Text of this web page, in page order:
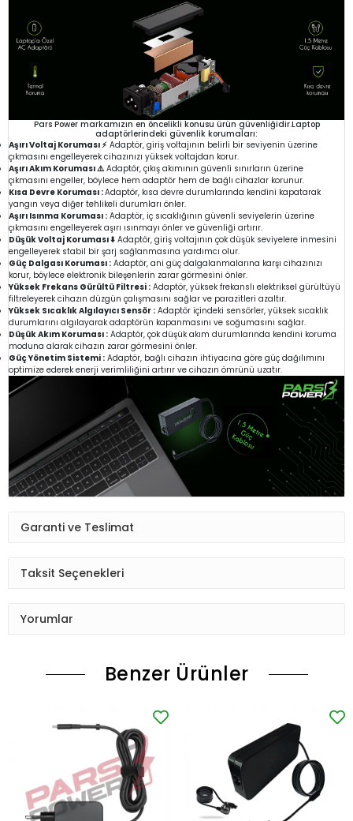
Pars Power markamızın en öncelikli konusu ürün güvenliğidir.Laptop
adaptörlerindeki güvenlik korumaları:
Aşırı Voltaj Koruması ⚡ Adaptör, giriş voltajının belirli bir seviyenin üzerine
çıkmasını engelleyerek cihazınızı yüksek voltajdan korur.
Aşırı Akım Koruması ⚠️Adaptör, çıkış akımının güvenli sınırların üzerine
çıkmasını engeller, böylece hem adaptör hem de bağlı cihazlar korunur.
Kısa Devre Koruması :Adaptör, kısa devre durumlarında kendini kapatarak
yangın veya diğer tehlikeli durumları önler.
Aşırı Isınma Koruması : Adaptör, iç sıcaklığının güvenli seviyelerin üzerine
çıkmasını engelleyerek aşırı ısınmayı önler ve güvenliği artırır.
Düşük Voltaj Koruması ⬇️ Adaptör, giriş voltajının çok düşük seviyelere inmesini
engelleyerek stabil bir şarj sağlanmasına yardımcı olur.
Güç Dalgası Koruması : Adaptör, ani güç dalgalanmalarına karşı cihazınızı
korur, böylece elektronik bileşenlerin zarar görmesini önler.
Yüksek Frekans Gürültü Filtresi : Adaptör, yüksek frekanslı elektriksel gürültüyü
filtreleyerek cihazın düzgün çalışmasını sağlar ve parazitleri azaltır.
Yüksek Sıcaklık Algılayıcı Sensör : Adaptör içindeki sensörler, yüksek sıcaklık
durumlarını algılayarak adaptörün kapanmasını ve soğumasını sağlar.
Düşük Akım Koruması : Adaptör, çok düşük akım durumlarında kendini koruma
moduna alarak cihazın zarar görmesini önler.
Güç Yönetim Sistemi : Adaptör, bağlı cihazın ihtiyacına göre güç dağılımını
optimize ederek enerji verimliliğini artırır ve cihazın ömrünü uzatır.
Garanti ve Teslimat
Taksit Seçenekleri
Yorumlar
Benzer Ürünler